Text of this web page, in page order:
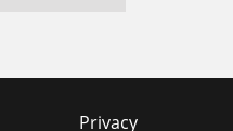
Privacy